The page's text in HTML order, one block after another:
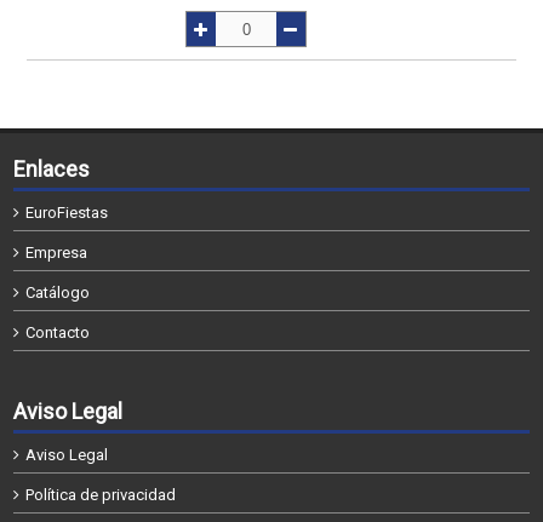
Enlaces
EuroFiestas
Empresa
Catálogo
Contacto
Aviso Legal
Aviso Legal
Política de privacidad